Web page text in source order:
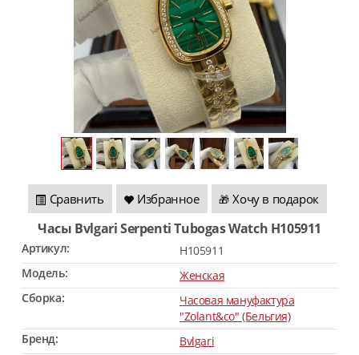
Сравнить Избранное 🎁 Хочу в подарок
Часы Bvlgari Serpenti Tubogas Watch H105911
Артикул:
H105911
Модель:
Женская
Сборка:
Часовая мануфактура
"Zolant&co" (Бельгия)
Бренд:
Bvlgari